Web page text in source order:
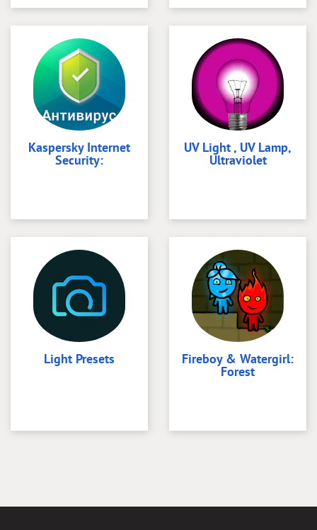
Kaspersky Internet
Security:
UV Light , UV Lamp,
Ultraviolet
Light Presets Fireboy & Watergirl:
Forest